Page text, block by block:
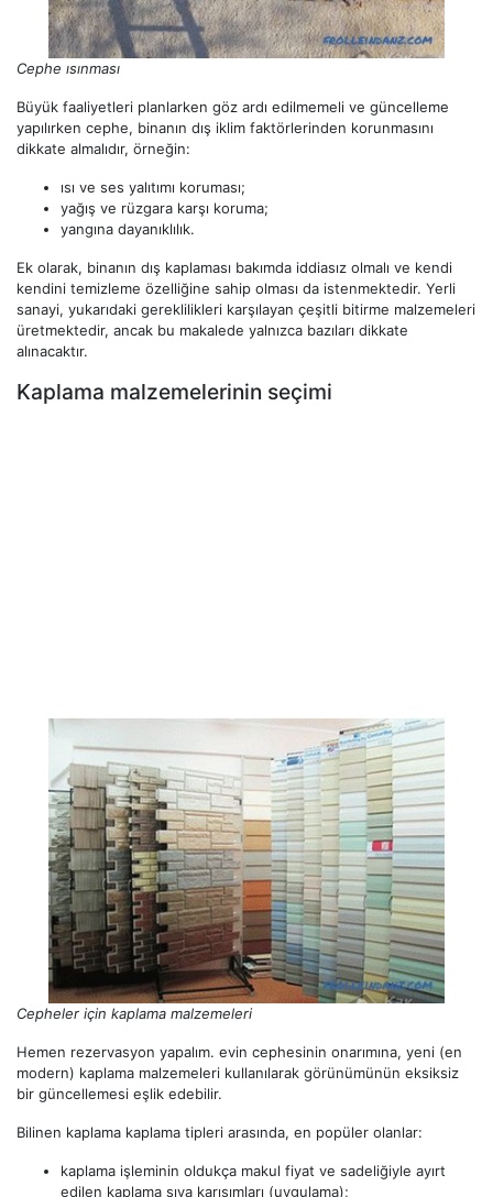
Cephe ısınması
Büyük faaliyetleri planlarken göz ardı edilmemeli ve güncelleme
yapılırken cephe, binanın dış iklim faktörlerinden korunmasını
dikkate almalıdır, örneğin:
ısı ve ses yalıtımı koruması;
yağış ve rüzgara karşı koruma;
yangına dayanıklılık.
Ek olarak, binanın dış kaplaması bakımda iddiasız olmalı ve kendi
kendini temizleme özelliğine sahip olması da istenmektedir. Yerli
sanayi, yukarıdaki gereklilikleri karşılayan çeşitli bitirme malzemeleri
üretmektedir, ancak bu makalede yalnızca bazıları dikkate
alınacaktır.
Kaplama malzemelerinin seçimi
Cepheler için kaplama malzemeleri
Hemen rezervasyon yapalım. evin cephesinin onarımına, yeni (en
modern) kaplama malzemeleri kullanılarak görünümünün eksiksiz
bir güncellemesi eşlik edebilir.
Bilinen kaplama kaplama tipleri arasında, en popüler olanlar:
kaplama işleminin oldukça makul fiyat ve sadeliğiyle ayırt
edilen kaplama sıva karışımları (uygulama);